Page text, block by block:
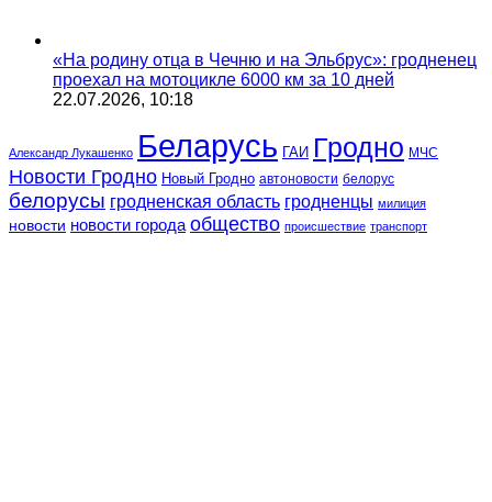
«На родину отца в Чечню и на Эльбрус»: гродненец
проехал на мотоцикле 6000 км за 10 дней
22.07.2026, 10:18
Александр Лукашенко Беларусь ГАИ Гродно МЧС
Новости Гродно Новый Гродно автоновости белорус
белорусы гродненская область гродненцы милиция
новости новости города общество происшествие транспорт